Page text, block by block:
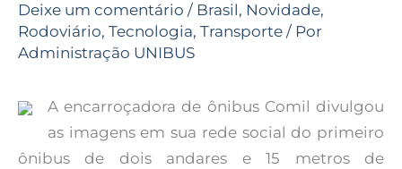
Deixe um comentário / Brasil, Novidade,
Rodoviário, Tecnologia, Transporte / Por
Administração UNIBUS
A encarroçadora de ônibus Comil divulgou
as imagens em sua rede social do primeiro
ônibus de dois andares e 15 metros de